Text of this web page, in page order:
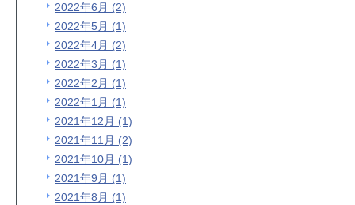
2022年6月 (2)
2022年5月 (1)
2022年4月 (2)
2022年3月 (1)
2022年2月 (1)
2022年1月 (1)
2021年12月 (1)
2021年11月 (2)
2021年10月 (1)
2021年9月 (1)
2021年8月 (1)